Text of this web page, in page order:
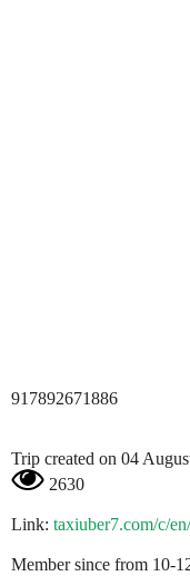
917892671886
Trip created on 04
2630
Link: taxiuber7.com/c/
Member since from 10-